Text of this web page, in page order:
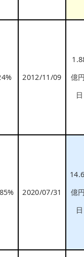
2012/11/09
億
日
2020/07/31
億
日